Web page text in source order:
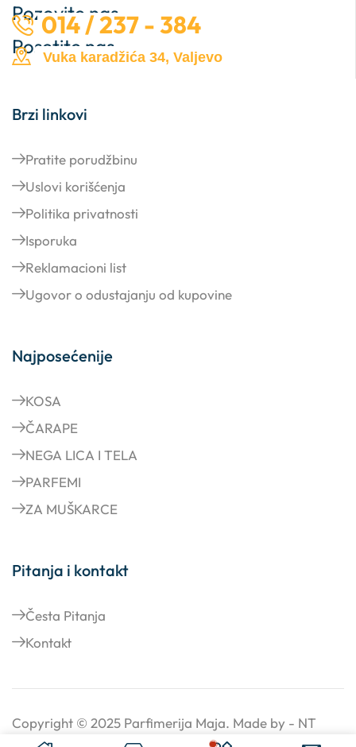
Pozovite nas …
014 / 237 - 384
Posetite nas …
Vuka karadžića 34, Valjevo
Brzi linkovi
Pratite porudžbinu
Uslovi korišćenja
Politika privatnosti
Isporuka
Reklamacioni list
Ugovor o odustajanju od kupovine
Najposećenije
KOSA
ČARAPE
NEGA LICA I TELA
PARFEMI
ZA MUŠKARCE
Pitanja i kontakt
Česta Pitanja
Kontakt
Copyright © 2025 Parfimerija Maja. Made by - NT
dizajn.